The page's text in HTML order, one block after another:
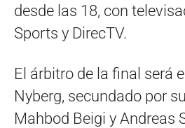
desde las 18, con
Sports y DirecTV.
El árbitro de la final será
Nyberg, secundado por
Mahbod Beigi y Andreas